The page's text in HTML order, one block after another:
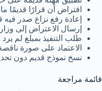
افتراض أن قرارًا قديمًا ما
إعادة رفع نزاع صدر فيه
إرسال الاعتراض إلى
طلب التنفيذ بمبلغ لم
الاعتماد على صورة
نسخ نموذج قديم دون
قائمة مراجعة